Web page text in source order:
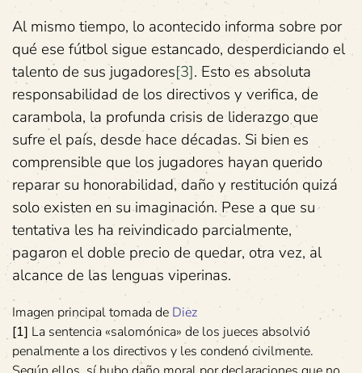
Al mismo tiempo, lo acontecido informa sobre por
qué ese fútbol sigue estancado, desperdiciando el
talento de sus jugadores[3]. Esto es absoluta
responsabilidad de los directivos y verifica, de
carambola, la profunda crisis de liderazgo que
sufre el país, desde hace décadas. Si bien es
comprensible que los jugadores hayan querido
reparar su honorabilidad, daño y restitución quizá
solo existen en su imaginación. Pese a que su
tentativa les ha reivindicado parcialmente,
pagaron el doble precio de quedar, otra vez, al
alcance de las lenguas viperinas.
Imagen principal tomada de Diez
[1] La sentencia «salomónica» de los jueces absolvió
penalmente a los directivos y les condenó civilmente.